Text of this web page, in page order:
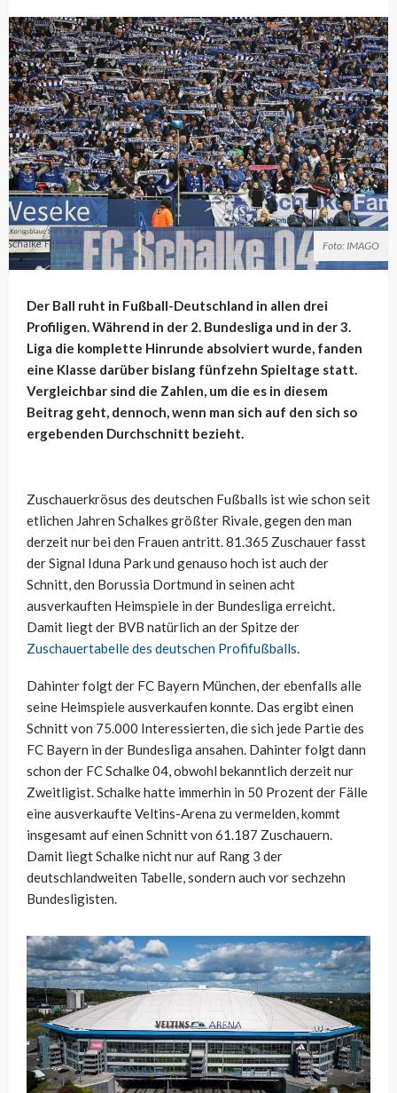
Foto: IMAGO
Der Ball ruht in Fußball-Deutschland in allen drei
Profiligen. Während in der 2. Bundesliga und in der 3.
Liga die komplette Hinrunde absolviert wurde, fanden
eine Klasse darüber bislang fünfzehn Spieltage statt.
Vergleichbar sind die Zahlen, um die es in diesem
Beitrag geht, dennoch, wenn man sich auf den sich so
ergebenden Durchschnitt bezieht.
Zuschauerkrösus des deutschen Fußballs ist wie schon seit
etlichen Jahren Schalkes größter Rivale, gegen den man
derzeit nur bei den Frauen antritt. 81.365 Zuschauer fasst
der Signal Iduna Park und genauso hoch ist auch der
Schnitt, den Borussia Dortmund in seinen acht
ausverkauften Heimspiele in der Bundesliga erreicht.
Damit liegt der BVB natürlich an der Spitze der
Zuschauertabelle des deutschen Profifußballs.
Dahinter folgt der FC Bayern München, der ebenfalls alle
seine Heimspiele ausverkaufen konnte. Das ergibt einen
Schnitt von 75.000 Interessierten, die sich jede Partie des
FC Bayern in der Bundesliga ansahen. Dahinter folgt dann
schon der FC Schalke 04, obwohl bekanntlich derzeit nur
Zweitligist. Schalke hatte immerhin in 50 Prozent der Fälle
eine ausverkaufte Veltins-Arena zu vermelden, kommt
insgesamt auf einen Schnitt von 61.187 Zuschauern.
Damit liegt Schalke nicht nur auf Rang 3 der
deutschlandweiten Tabelle, sondern auch vor sechzehn
Bundesligisten.